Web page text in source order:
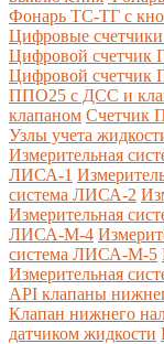
Фонарь ТС-ТГ с
Цифровые
Цифровой счетчик
Цифровой счетчик
ППО25 с ДСС и
клапаном Счетчик
Узлы учета
Измерительная
ЛИСА-1
система ЛИСА-2
Измерительная
ЛИСА-М-4
система ЛИСА-М-5
Измерительная
API клапаны
Клапан нижнего
датчиком жидкости